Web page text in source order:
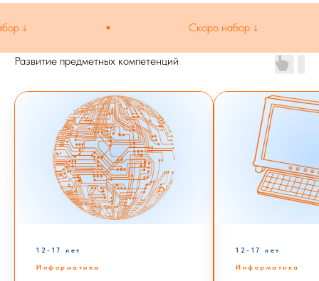
↓ Скоро набор ↓
Развитие предметных компетенций
12-17 лет
Информатика
12-17 лет
Информатика